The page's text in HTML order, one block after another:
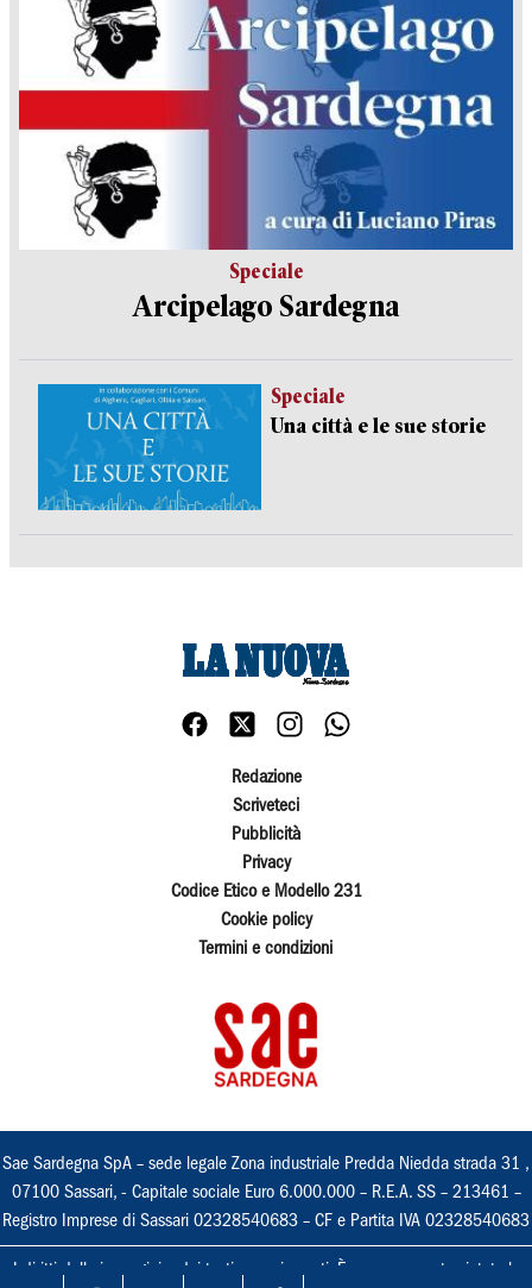
Speciale
Arcipelago Sardegna
Speciale
Una città e le sue storie
Redazione
Scriveteci
Pubblicità
Privacy
Codice Etico e Modello 231
Cookie policy
Termini e condizioni
Sae Sardegna SpA – sede legale Zona industriale Predda Niedda strada 31 ,
07100 Sassari, - Capitale sociale Euro 6.000.000 – R.E.A. SS – 213461 –
Registro Imprese di Sassari 02328540683 – CF e Partita IVA 02328540683
I diritti delle immagini e dei testi sono riservati. È espressamente vietata la